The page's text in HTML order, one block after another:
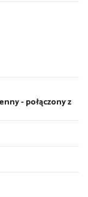
- połączony z